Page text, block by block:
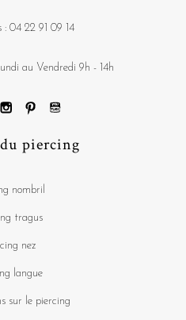
: 04 22 91 09 14
au Vendredi 9h - 14h
piercing
nombril
tragus
nez
langue
sur le piercing